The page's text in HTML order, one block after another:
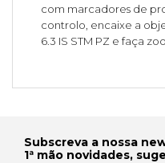
com marcadores de
controlo, encaixe a
6.3 IS STM PZ e faça
Subscreva a nossa
1ª mão novidades,